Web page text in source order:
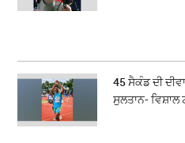
45 ਸੈਕੰਡ ਦੀ
ਸੁਲਤਾਨ-